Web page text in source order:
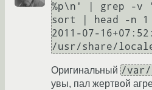
%p\n' | grep -v
sort | head -n 1
2011-07-
Оригинальный /var/
увы, пал жертвой